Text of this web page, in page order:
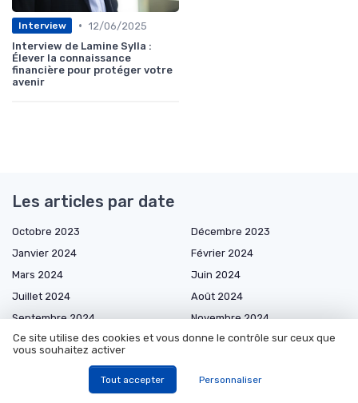
Interview • 12/06/2025
Interview de Lamine Sylla :
Élever la connaissance
financière pour protéger votre
avenir
Les articles par date
Octobre 2023
Décembre 2023
Janvier 2024
Février 2024
Mars 2024
Juin 2024
Juillet 2024
Août 2024
Septembre 2024
Novembre 2024
Décembre 2024
Janvier 2025
Mai 2025
Ce site utilise des cookies et vous donne le contrôle sur ceux que
vous souhaitez activer
Tout accepter Personnaliser